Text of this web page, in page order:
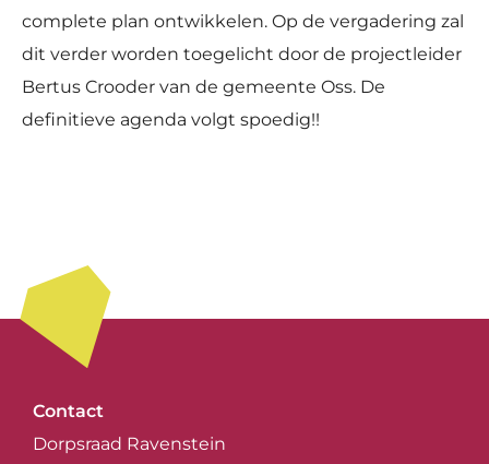
complete plan ontwikkelen. Op de vergadering zal
dit verder worden toegelicht door de projectleider
Bertus Crooder van de gemeente Oss. De
definitieve agenda volgt spoedig!!
Contact
Dorpsraad Ravenstein